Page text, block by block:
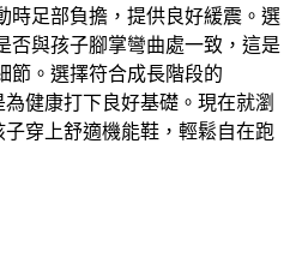
時足部負擔，提供良好緩震。選
否與孩子腳掌彎曲處一致，這是
節。選擇符合成長階段的
健康打下良好基礎。現在就瀏
穿上舒適機能鞋，輕鬆自在跑